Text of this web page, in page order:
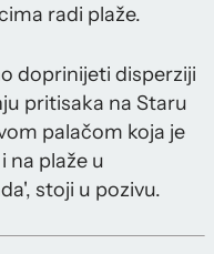
radi plaže.
doprinijeti disperziji
pritisaka na Staru
palačom koja je
na plaže u
stoji u pozivu.